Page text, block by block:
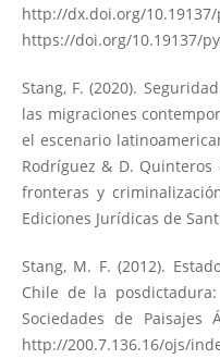
http://dx.doi.org/10.19137/
https://doi.org/10.19137/
Stang, F. (2020).
las migraciones
el escenario
Rodríguez & D. Quinteros
fronteras y
Ediciones Jurídicas de
Stang, M. F. (2012).
Chile de la
Sociedades de Paisajes
http://200.7.136.16/ojs/